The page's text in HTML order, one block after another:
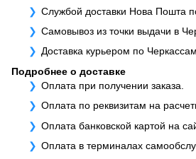
Службой доставки Нова Пошта
Самовывоз из точки выдачи в
Доставка курьером по Черкассам
Подробнее о доставке
Оплата при получении заказа.
Оплата по реквизитам на
Оплата банковской картой на
Оплата в терминалах